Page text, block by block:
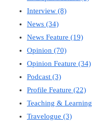
Interview (8)
News (34)
News Feature (19)
Opinion (70)
Opinion Feature (34)
Podcast (3)
Profile Feature (22)
Teaching & Learning
Travelogue (3)